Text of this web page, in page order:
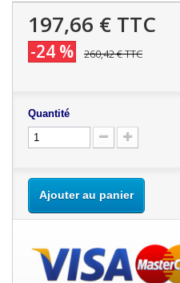
197,66 € TTC
-24 % 260,42 €TTC
Quantité
Ajouter au panier